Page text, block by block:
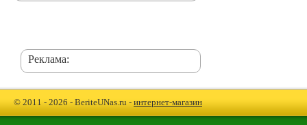
Реклама:
© 2011 - 2026 - BeriteUNas.ru - интернет-магазин